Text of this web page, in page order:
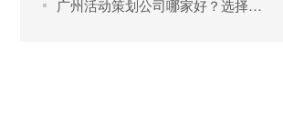
广州活动策划公司哪家好？选择优质策划公司的关键要素